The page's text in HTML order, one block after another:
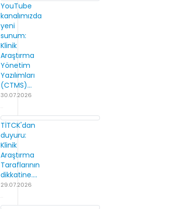
YouTube
kanalımızda
yeni
sunum:
Klinik
Araştırma
Yönetim
Yazılımları
(CTMS)...
30.07.2026
TİTCK'dan
duyuru:
Klinik
Araştırma
Taraflarının
dikkatine....
29.07.2026